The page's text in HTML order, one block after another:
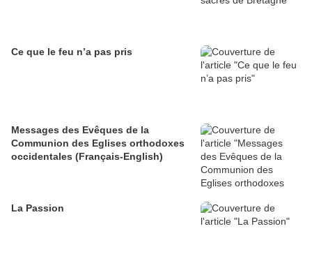
Ce que le feu n’a pas pris
Messages des Evêques de la
Communion des Eglises orthodoxes
occidentales (Français-English)
La Passion